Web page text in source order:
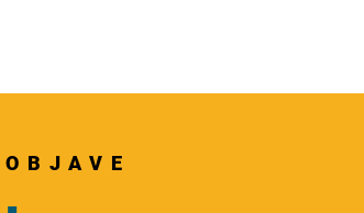
OBJAVE